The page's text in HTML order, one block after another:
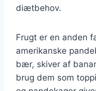
diætbehov.
Frugt er en anden
amerikanske
bær, skiver af
brug dem som